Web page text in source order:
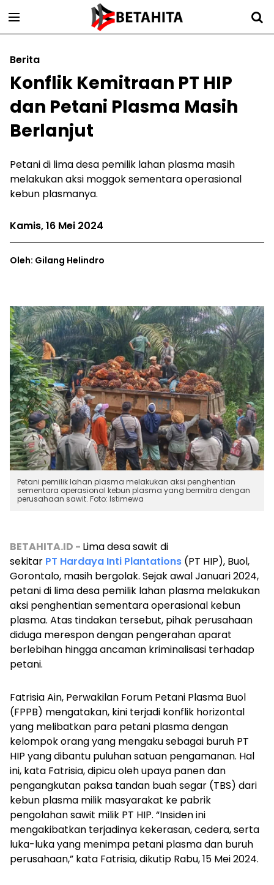
Berita
Konflik Kemitraan PT HIP
dan Petani Plasma Masih
Berlanjut
Petani di lima desa pemilik lahan plasma masih
melakukan aksi moggok sementara operasional
kebun plasmanya.
Kamis, 16 Mei 2024
Oleh: Gilang Helindro
Petani pemilik lahan plasma melakukan aksi penghentian
sementara operasional kebun plasma yang bermitra dengan
perusahaan sawit. Foto: Istimewa
BETAHITA.ID - Lima desa sawit di
sekitar PT Hardaya Inti Plantations (PT HIP), Buol,
Gorontalo, masih bergolak. Sejak awal Januari 2024,
petani di lima desa pemilik lahan plasma melakukan
aksi penghentian sementara operasional kebun
plasma. Atas tindakan tersebut, pihak perusahaan
diduga merespon dengan pengerahan aparat
berlebihan hingga ancaman kriminalisasi terhadap
petani.
Fatrisia Ain, Perwakilan Forum Petani Plasma Buol
(FPPB) mengatakan, kini terjadi konflik horizontal
yang melibatkan para petani plasma dengan
kelompok orang yang mengaku sebagai buruh PT
HIP yang dibantu puluhan satuan pengamanan. Hal
ini, kata Fatrisia, dipicu oleh upaya panen dan
pengangkutan paksa tandan buah segar (TBS) dari
kebun plasma milik masyarakat ke pabrik
pengolahan sawit milik PT HIP. “Insiden ini
mengakibatkan terjadinya kekerasan, cedera, serta
luka-luka yang menimpa petani plasma dan buruh
perusahaan,” kata Fatrisia, dikutip Rabu, 15 Mei 2024.